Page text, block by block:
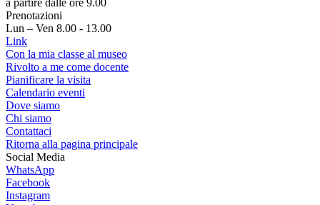
a partire dalle ore 9.00
Prenotazioni
Lun – Ven 8.00 - 13.00
Link
Con la mia classe al museo
Rivolto a me come docente
Pianificare la visita
Calendario eventi
Dove siamo
Chi siamo
Contattaci
Ritorna alla pagina principale
Social Media
WhatsApp
Facebook
Instagram